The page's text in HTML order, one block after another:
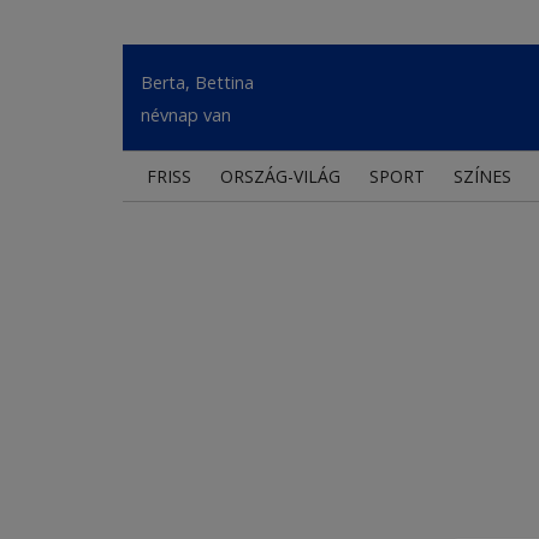
Berta, Bettina
névnap van
FRISS ORSZÁG-VILÁG SPORT SZÍNES